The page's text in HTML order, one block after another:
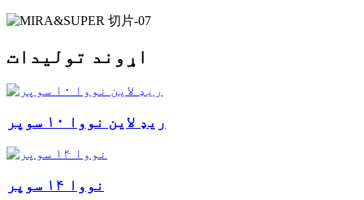
اړوند توليدات
ریډ لاین نووا ۱۰ سوپر
نووا ۱۴ سوپر